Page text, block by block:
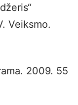
Veiksmo.
2009. 55